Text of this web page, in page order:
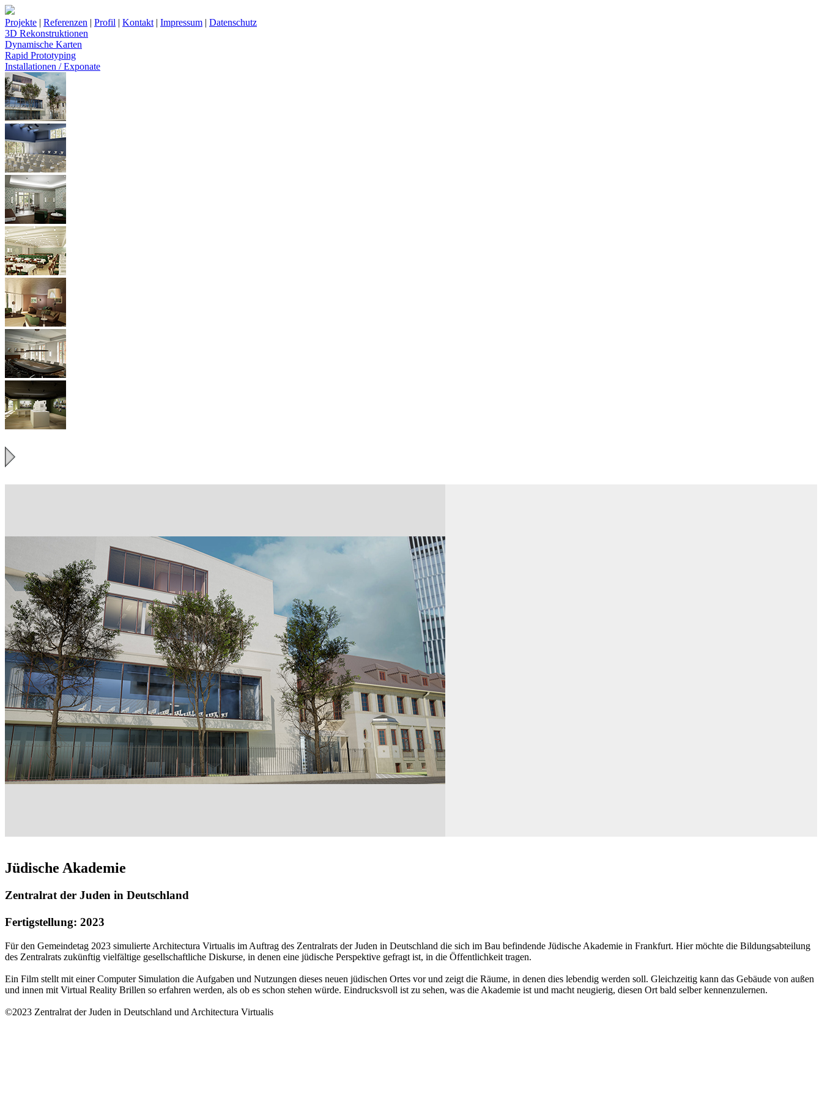
Projekte | Referenzen | Profil | Kontakt | Impressum | Datenschutz
3D Rekonstruktionen
Dynamische Karten
Rapid Prototyping
Installationen / Exponate
Jüdische Akademie
Zentralrat der Juden in Deutschland
Fertigstellung: 2023
Für den Gemeindetag 2023 simulierte Architectura Virtualis im Auftrag des Zentralrats der Juden in Deutschland die sich im Bau befindende Jüdische Akademie in Frankfurt. Hier möchte die Bildungsabteilung
des Zentralrats zukünftig vielfältige gesellschaftliche Diskurse, in denen eine jüdische Perspektive gefragt ist, in die Öffentlichkeit tragen.
Ein Film stellt mit einer Computer Simulation die Aufgaben und Nutzungen dieses neuen jüdischen Ortes vor und zeigt die Räume, in denen dies lebendig werden soll. Gleichzeitig kann das Gebäude von außen
und innen mit Virtual Reality Brillen so erfahren werden, als ob es schon stehen würde. Eindrucksvoll ist zu sehen, was die Akademie ist und macht neugierig, diesen Ort bald selber kennenzulernen.
©2023 Zentralrat der Juden in Deutschland und Architectura Virtualis